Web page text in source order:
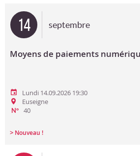
14 septembre
Moyens de paiements
Lundi 14.09.2026 19:30
Euseigne
N° 40
> Nouveau !